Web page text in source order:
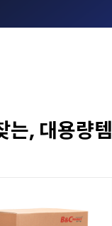
는, 대용량템